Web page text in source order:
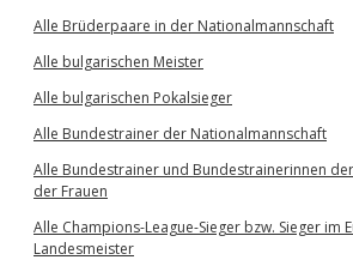
Alle Brüderpaare in der Nationalmannschaft
Alle bulgarischen Meister
Alle bulgarischen Pokalsieger
Alle Bundestrainer der Nationalmannschaft
Alle Bundestrainer und Bundestrainerinnen
der Frauen
Alle Champions-League-Sieger bzw. Sieger im
Landesmeister